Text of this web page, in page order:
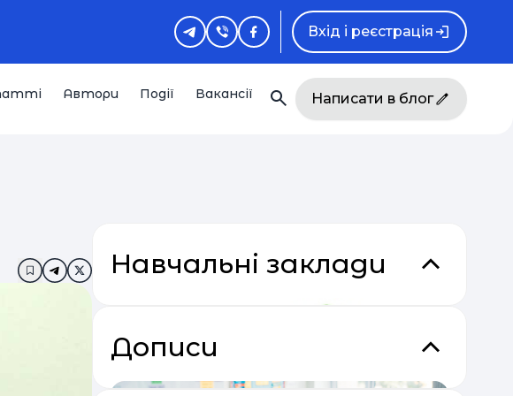
Вхід і реєстрація
Автори Події Вакансії Написати в блог
Додати в закладкиНавчальні заклади
Дописи